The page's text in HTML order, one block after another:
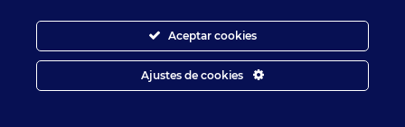
Aceptar cookies
Ajustes de cookies